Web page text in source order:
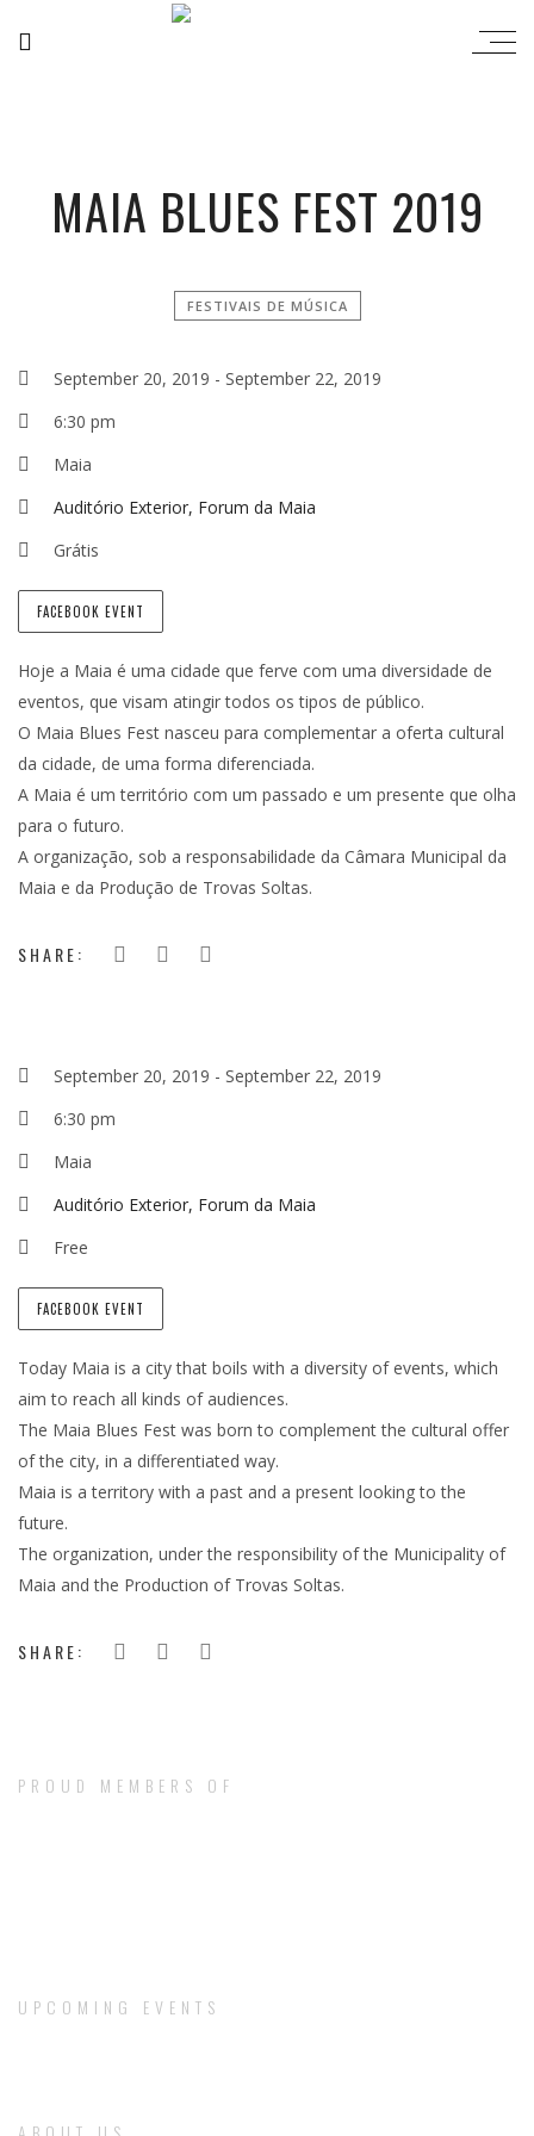
MAIA BLUES FEST 2019
FESTIVAIS DE MÚSICA
September 20, 2019 - September 22, 2019
6:30 pm
Maia
Auditório Exterior, Forum da Maia
Grátis
FACEBOOK EVENT
Hoje a Maia é uma cidade que ferve com uma diversidade de
eventos, que visam atingir todos os tipos de público.
O Maia Blues Fest nasceu para complementar a oferta cultural
da cidade, de uma forma diferenciada.
A Maia é um território com um passado e um presente que olha
para o futuro.
A organização, sob a responsabilidade da Câmara Municipal da
Maia e da Produção de Trovas Soltas.
SHARE:
September 20, 2019 - September 22, 2019
6:30 pm
Maia
Auditório Exterior, Forum da Maia
Free
FACEBOOK EVENT
Today Maia is a city that boils with a diversity of events, which
aim to reach all kinds of audiences.
The Maia Blues Fest was born to complement the cultural offer
of the city, in a differentiated way.
Maia is a territory with a past and a present looking to the
future.
The organization, under the responsibility of the Municipality of
Maia and the Production of Trovas Soltas.
SHARE:
PROUD MEMBERS OF
UPCOMING EVENTS